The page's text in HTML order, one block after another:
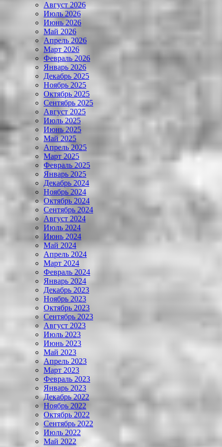
Август 2026
Июль 2026
Июнь 2026
Май 2026
Апрель 2026
Март 2026
Февраль 2026
Январь 2026
Декабрь 2025
Ноябрь 2025
Октябрь 2025
Сентябрь 2025
Август 2025
Июль 2025
Июнь 2025
Май 2025
Апрель 2025
Март 2025
Февраль 2025
Январь 2025
Декабрь 2024
Ноябрь 2024
Октябрь 2024
Сентябрь 2024
Август 2024
Июль 2024
Июнь 2024
Май 2024
Апрель 2024
Март 2024
Февраль 2024
Январь 2024
Декабрь 2023
Ноябрь 2023
Октябрь 2023
Сентябрь 2023
Август 2023
Июль 2023
Июнь 2023
Май 2023
Апрель 2023
Март 2023
Февраль 2023
Январь 2023
Декабрь 2022
Ноябрь 2022
Октябрь 2022
Сентябрь 2022
Июль 2022
Май 2022